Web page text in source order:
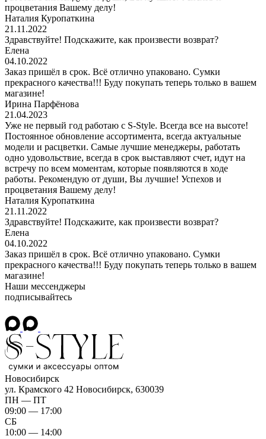
процветания Вашему делу!
Наталия Куропаткина
21.11.2022
Здравствуйте! Подскажите, как произвести возврат?
Елена
04.10.2022
Заказ пришёл в срок. Всё отлично упаковано. Сумки
прекрасного качества!!! Буду покупать теперь только в вашем
магазине!
Ирина Парфёнова
21.04.2023
Уже не первый год работаю с S-Style. Всегда все на высоте!
Постоянное обновление ассортимента, всегда актуальные
модели и расцветки. Самые лучшие менеджеры, работать
одно удовольствие, всегда в срок выставляют счет, идут на
встречу по всем моментам, которые появляются в ходе
работы. Рекомендую от души, Вы лучшие! Успехов и
процветания Вашему делу!
Наталия Куропаткина
21.11.2022
Здравствуйте! Подскажите, как произвести возврат?
Елена
04.10.2022
Заказ пришёл в срок. Всё отлично упаковано. Сумки
прекрасного качества!!! Буду покупать теперь только в вашем
магазине!
Наши мессенджеры
подписывайтесь
Новосибирск
ул. Крамского 42 Новосибирск, 630039
ПН — ПТ
09:00 — 17:00
СБ
10:00 — 14:00